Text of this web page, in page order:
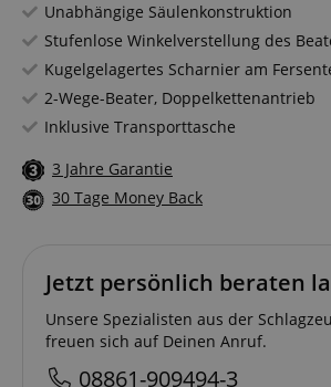
Unabhängige Säulenkonstruktion
Stufenlose Winkelverstellung des
Kugelgelagertes Scharnier am
2-Wege-Beater, Doppelkettenantrieb
Inklusive Transporttasche
3 Jahre Garantie
30 Tage Money Back
Jetzt persönlich beraten
Unsere Spezialisten aus der
freuen sich auf Deinen Anruf.
08861-909494-3